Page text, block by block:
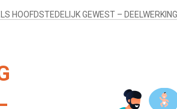
HOOFDSTEDELIJK GEWEST –